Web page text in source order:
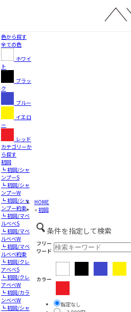
色から探す
全ての色
ホワイ
ト
ブラッ
ク
ブルー
イエロ
ー
レッド
カテゴリーか
ら探す
初回
┗ 初回/シャ
ンプーS
┗ 初回/シャ
ンプーW
┗ 初回/シャ
ンプー約束
┗ 初回/マベ
ルベベS
┗ 初回/マベ
ルベベW
┗ 初回/マベ
ルベベ約束
┗ 初回/クレ
アベベS
┗ 初回/クレ
アベベW
┗ 初回/カラ
ンベベW
┗ 初回/シャ
HOME
» 初回
条件を指定して検索
フリー
ワード
カラー
指定なし